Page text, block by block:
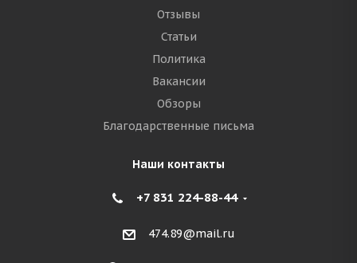
Отзывы
Статьи
Политика
Вакансии
Обзоры
Благодарственные письма
Наши контакты
+7 831 224-88-44
474.89@mail.ru